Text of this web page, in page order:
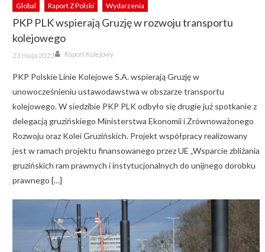
Global Raport Z Polski Wydarzenia
PKP PLK wspierają Gruzję w rozwoju transportu
kolejowego
Posted
on
23 maja 2023 Author
Raport Kolejowy
PKP Polskie Linie Kolejowe S.A. wspierają Gruzję w
unowocześnieniu ustawodawstwa w obszarze transportu
kolejowego. W siedzibie PKP PLK odbyło się drugie już spotkanie z
delegacją gruzińskiego Ministerstwa Ekonomii i Zrównoważonego
Rozwoju oraz Kolei Gruzińskich. Projekt współpracy realizowany
jest w ramach projektu finansowanego przez UE „Wsparcie zbliżania
gruzińskich ram prawnych i instytucjonalnych do unijnego dorobku
prawnego […]